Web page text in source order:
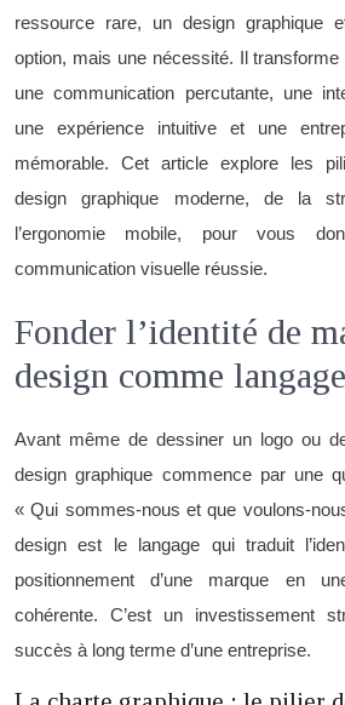
ressource rare, un design graphique
option, mais une nécessité. Il
une communication percutante, une
une expérience intuitive et une
mémorable. Cet article explore les
design graphique moderne, de la
l’ergonomie mobile, pour vous
communication visuelle réussie.
Fonder l’identité de
design comme
Avant même de dessiner un logo ou
design graphique commence par une
« Qui sommes-nous et que voulons-
design est le langage qui traduit
positionnement d’une marque en
cohérente. C’est un investissement
succès à long terme d’une entreprise.